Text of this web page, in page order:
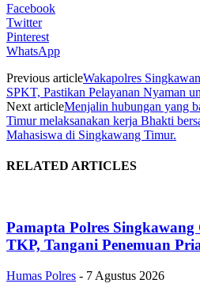
Facebook
Twitter
Pinterest
WhatsApp
Previous articleWakapolres
SPKT, Pastikan Pelayanan Nyaman
Next articleMenjalin hubungan yang
Timur melaksanakan kerja Bhakti
Mahasiswa di Singkawang Timur.
RELATED ARTICLES
Pamapta Polres
TKP, Tangani Penemuan
Humas Polres - 7 Agustus 2026